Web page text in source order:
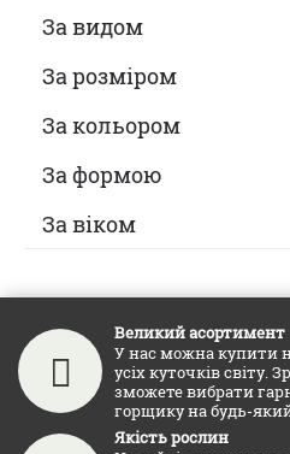
За видом
За розміром
За кольором
За формою
За віком
Великий асортимент
У нас можна купити
усіх куточків світу.
зможете вибрати
горщику на будь-
Якість рослин